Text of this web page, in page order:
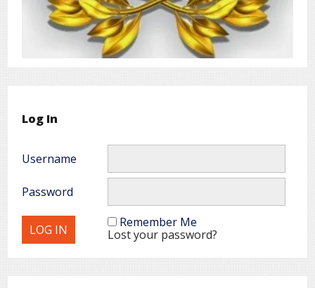
Log In
Username
Password
Remember Me
Lost your password?